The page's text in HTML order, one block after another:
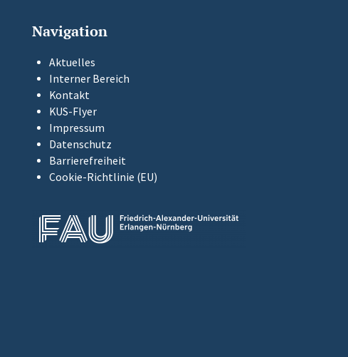
Navigation
Aktuelles
Interner Bereich
Kontakt
KUS-Flyer
Impressum
Datenschutz
Barrierefreiheit
Cookie-Richtlinie (EU)